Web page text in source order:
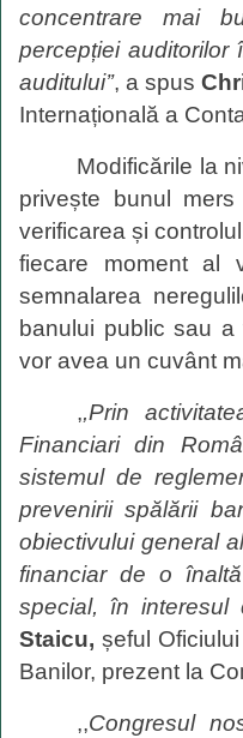
concentrare mai
percepțieiauditorilor
auditului’’, a spusC
Internațională a
Modificările la
privește bunul
verificarea și
fiecare moment al
semnalarea
banului public sau
vor avea un cuvânt
,,Prin
Financiari din
sistemul de
prevenirii spălării
obiectivului general
financiar de o
special, în interesul
Staicu, șeful
Banilor, prezent la
,,Congresul